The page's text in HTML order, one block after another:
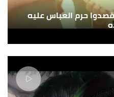
حرم العباس عليه